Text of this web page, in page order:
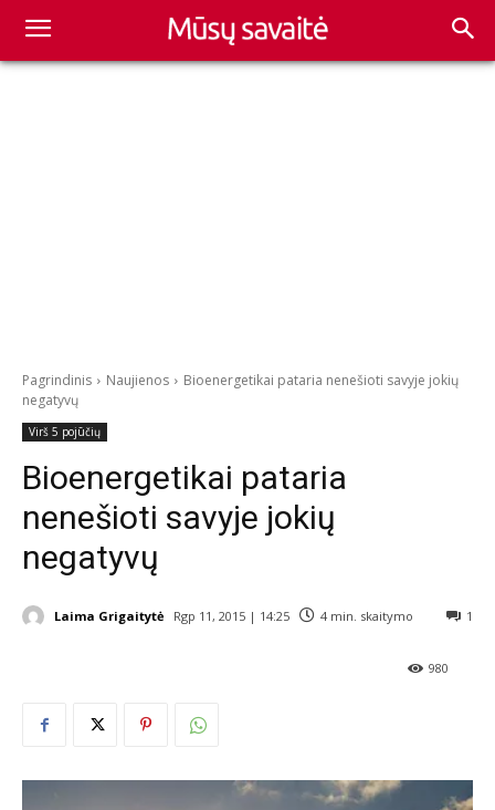
Pagrindinis Naujienos
Bioenergetikai pataria nenešioti savyje jokių
negatyvų
Virš 5 pojūčių
Bioenergetikai pataria
nenešioti savyje jokių
negatyvų
Laima Grigaitytė Rgp 11, 2015 | 14:25 4 min. skaitymo 1
980